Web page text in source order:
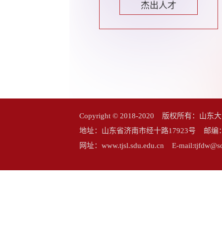
杰出人才
Copyright © 2018-2020 版权所有：山东
地址：山东省济南市经十路17923号 邮
网址：www.tjsl.sdu.edu.cn E-